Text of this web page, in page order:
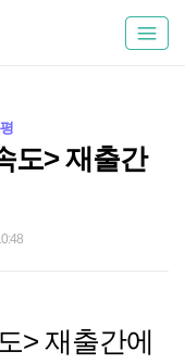
도> 재출간
> 재출간에